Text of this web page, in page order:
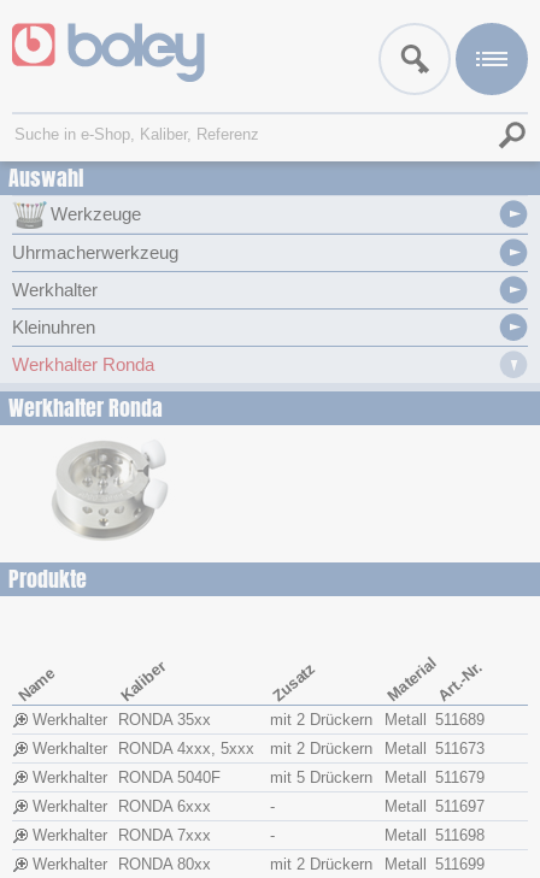
Auswahl
Werkzeuge
Uhrmacherwerkzeug
Werkhalter
Kleinuhren
Werkhalter Ronda
Werkhalter Ronda
Produkte
Name Kaliber Zusatz MaterialArt.-Nr.
Werkhalter RONDA 35xx mit 2 Drückern Metall
511689
Werkhalter
RONDA 4xxx, 5xxx mit 2 Drückern Metall
511673
Werkhalter
RONDA 5040F mit 5 Drückern Metall
511679
Werkhalter
RONDA 6xxx - Metall
511697
Werkhalter
RONDA 7xxx - Metall
511698
Werkhalter
RONDA 80xx mit 2 Drückern Metall 511699